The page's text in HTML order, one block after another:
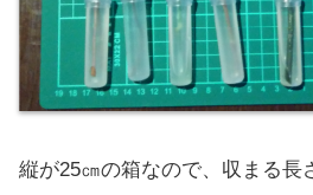
縦が25㎝の箱なので、収まる長